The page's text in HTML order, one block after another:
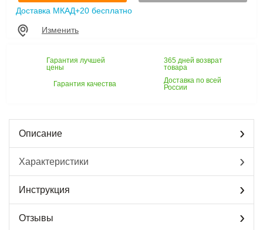
Доставка МКАД+20 бесплатно
Изменить
Гарантия лучшей
цены
365 дней возврат
товара
Гарантия качества
Доставка по всей
России
Описание
Характеристики
Инструкция
Отзывы